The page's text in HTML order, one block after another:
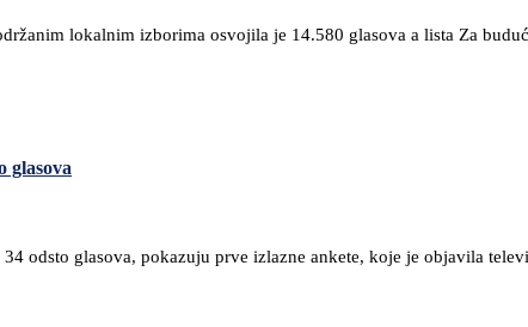
lokalnim izborima osvojila je 14.580 glasova a lista Za
glasova
odsto glasova, pokazuju prve izlazne ankete, koje je objavila